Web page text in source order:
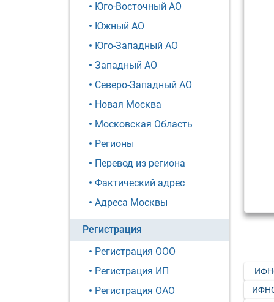
Юго-Восточный АО
Южный АО
Юго-Западный АО
Западный АО
Северо-Западный АО
Новая Москва
Московская Область
Регионы
Перевод из региона
Фактический адрес
Адреса Москвы
Регистрация
Регистрация ООО
Регистрация ИП
Регистрация ОАО